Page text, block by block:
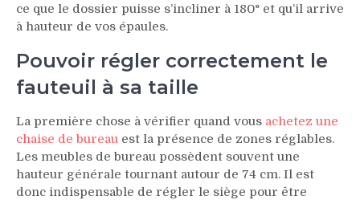
ce que le dossier puisse s’incliner à 180° et qu’il arrive
à hauteur de vos épaules.
Pouvoir régler correctement le
fauteuil à sa taille
La première chose à vérifier quand vous achetez une
chaise de bureau est la présence de zones réglables.
Les meubles de bureau possèdent souvent une
hauteur générale tournant autour de 74 cm. Il est
donc indispensable de régler le siège pour être